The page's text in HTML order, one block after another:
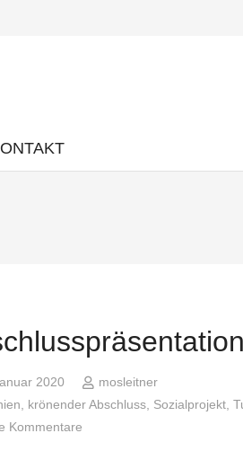
2020
mosleitner
krönender Abschluss Sozialprojekt ,
Kommentare